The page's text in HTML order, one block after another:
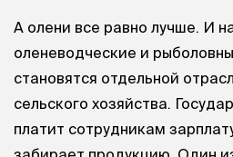
А олени все равно лучше. И
оленеводческие и
становятся отдельной
сельского хозяйства.
платит сотрудникам